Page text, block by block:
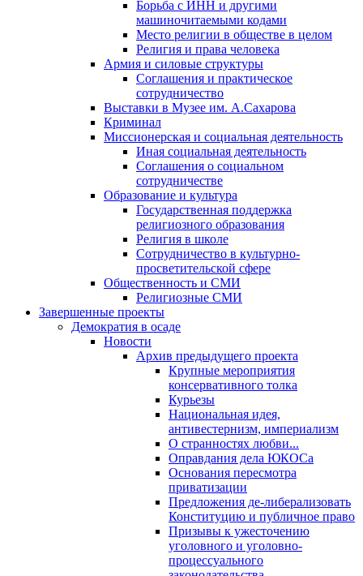
Борьба с ИНН и другими
машиночитаемыми кодами
Место религии в обществе в целом
Религия и права человека
Армия и силовые структуры
Соглашения и практическое
сотрудничество
Выставки в Музее им. А.Сахарова
Криминал
Миссионерская и социальная деятельность
Иная социальная деятельность
Соглашения о социальном
сотрудничестве
Образование и культура
Государственная поддержка
религиозного образования
Религия в школе
Сотрудничество в культурно-
просветительской сфере
Общественность и СМИ
Религиозные СМИ
Завершенные проекты
Демократия в осаде
Новости
Архив предыдущего проекта
Крупные мероприятия
консервативного толка
Курьезы
Национальная идея,
антивестернизм, империализм
О странностях любви...
Оправдания дела ЮКОСа
Основания пересмотра
приватизации
Предложения де-либерализовать
Конституцию и публичное право
Призывы к ужесточению
уголовного и уголовно-
процессуального